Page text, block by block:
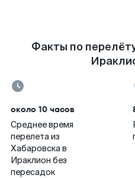
Факты по
около 10 часов
Среднее время
перелета из
Хабаровска в
Ираклион без
пересадок